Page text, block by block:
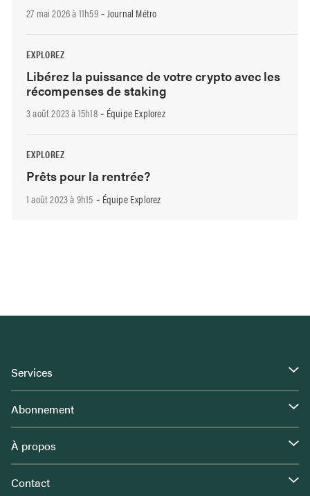
27 mai 2026 à 11h59- Journal Métro
EXPLOREZ
Libérez la puissance de votre crypto avec les
récompenses de staking
3 août 2023 à 15h18- Équipe Explorez
EXPLOREZ
Prêts pour la rentrée?
1 août 2023 à 9h15 - Équipe Explorez
Services
Abonnement
À propos
Contact